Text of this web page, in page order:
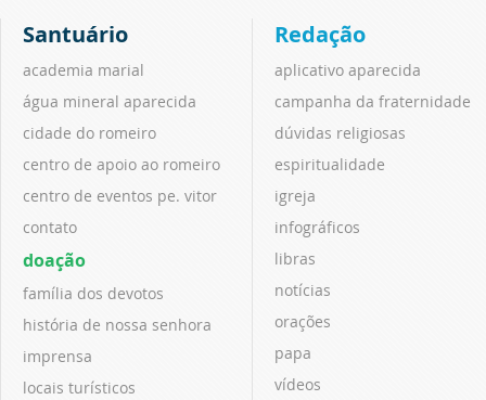
Santuário
academia marial
água mineral aparecida
cidade do romeiro
centro de apoio ao romeiro
centro de eventos pe. vitor
contato
doação
família dos devotos
história de nossa senhora
imprensa
locais turísticos
Redação
aplicativo aparecida
campanha da fraternidade
dúvidas religiosas
espiritualidade
igreja
infográficos
libras
notícias
orações
papa
vídeos